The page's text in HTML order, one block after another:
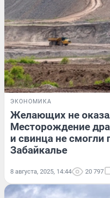
ЭКОНОМИКА
Желающих не
Месторождение
и свинца не смогли
Забайкалье
8 августа, 2025, 14:44 20 797